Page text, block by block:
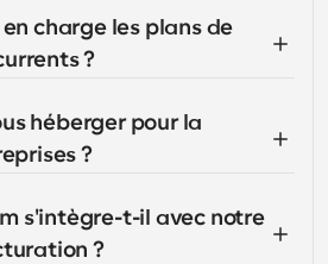
charge les plans de
?
héberger pour la
?
s'intègre-t-il avec notre
?